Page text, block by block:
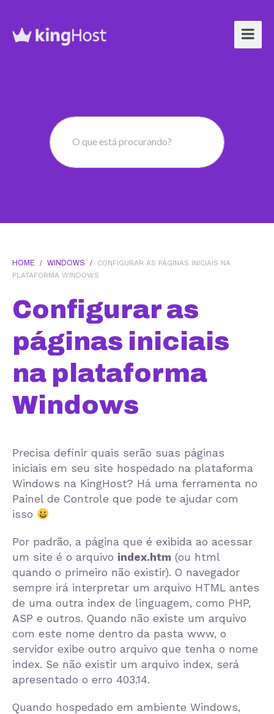
O que está procurando?
HOME / WINDOWS /
CONFIGURAR AS PÁGINAS INICIAIS NA
PLATAFORMA WINDOWS
Configurar as
páginas iniciais
na plataforma
Windows
Precisa definir quais serão suas páginas
iniciais em seu site hospedado na plataforma
Windows na KingHost? Há uma ferramenta no
Painel de Controle que pode te ajudar com
isso
Por padrão, a página que é exibida ao acessar
um site é o arquivo index.htm (ou html
quando o primeiro não existir). O navegador
sempre irá interpretar um arquivo HTML antes
de uma outra index de linguagem, como PHP,
ASP e outros. Quando não existe um arquivo
com este nome dentro da pasta www, o
servidor exibe outro arquivo que tenha o nome
index. Se não existir um arquivo index, será
apresentado o erro 403.14.
Quando hospedado em ambiente Windows,